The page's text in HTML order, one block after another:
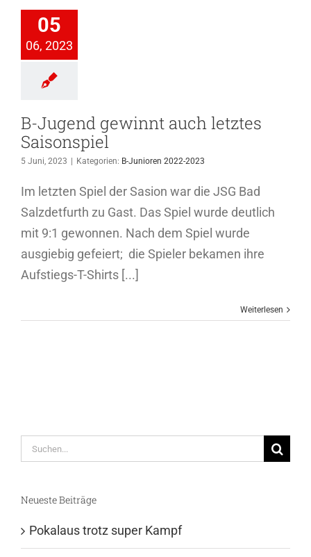
05
06, 2023
auch
B-Jugend gewinnt auch letztes
Saisonspiel
5 Juni, 2023 Kategorien: B-Junioren 2022-2023
Im letzten Spiel der Sasion war die JSG Bad
Salzdetfurth zu Gast. Das Spiel wurde deutlich
mit 9:1 gewonnen. Nach dem Spiel wurde
ausgiebig gefeiert; die Spieler bekamen ihre
Aufstiegs-T-Shirts [...]
Weiterlesen
Suche
nach:
Neueste Beiträge
Pokalaus trotz super Kampf